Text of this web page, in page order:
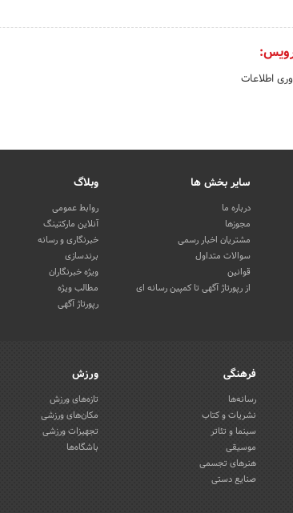
اطلاعات
سایر بخش ها
درباره ما
مجوزها
مشتریان اخبار رسمی
سوالات متداول
قوانین
از رپورتاژ آگهی تا کمپین رسانه ای
وبلاگ
روابط عمومی
آنلاین مارکتینگ
خبرنگاری و رسانه
برندسازی
ویژه خبرنگاران
مطالب ویژه
رپورتاژ آگهی
فرهنگی
رسانه‌ها
نشریات و کتاب
سینما و تئاتر
موسیقی
هنرهای تجسمی
صنایع دستی
ورزش
تازه‌های ورزش
مکان‌های ورزشی
تجهیزات ورزشی
باشگاه‌ها